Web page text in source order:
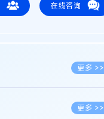
在线咨询
更多 >>
更多 >>